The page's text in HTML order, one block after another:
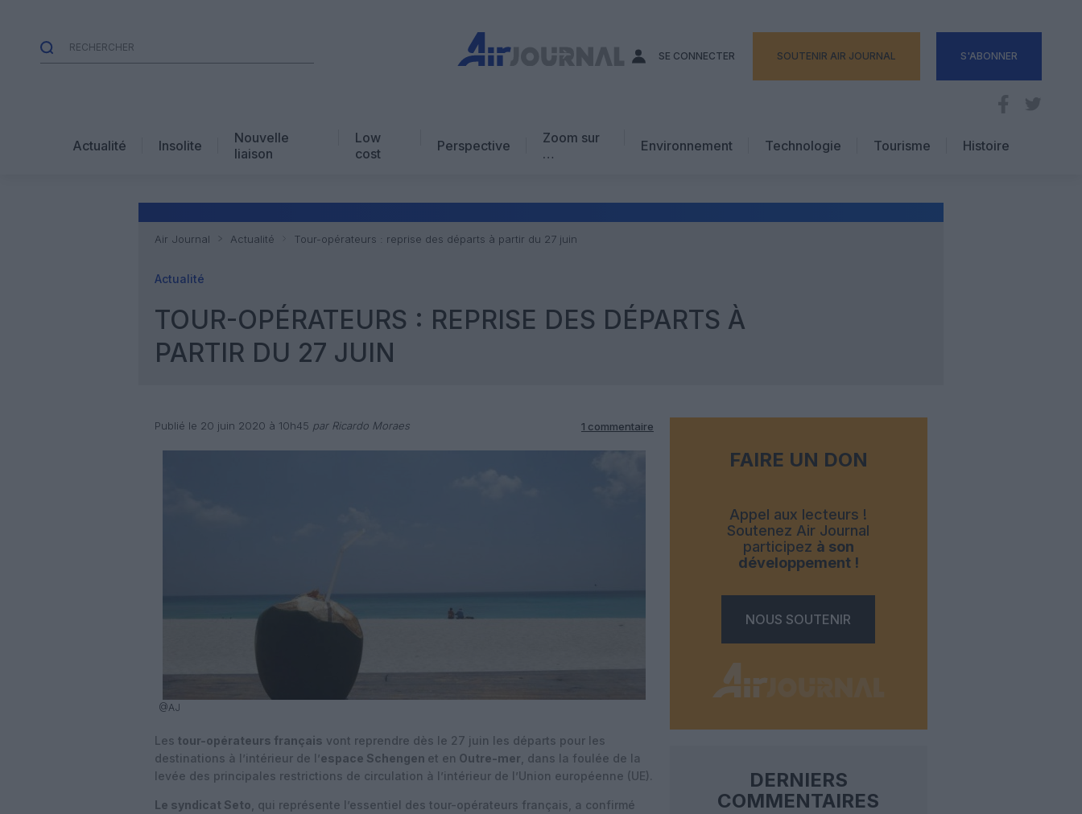
SE CONNECTER SOUTENIR AIR JOURNAL S'ABONNER
Actualité Insolite
Nouvelle
liaison
Low
cost
Perspective
Zoom sur
…
Avis d’expert
Environnement Technologie
Tourisme
Hôtellerie
Histoire
Air Journal Actualité Tour-opérateurs : reprise des départs à partir du 27 juin
Actualité
TOUR-OPÉRATEURS : REPRISE DES DÉPARTS À
PARTIR DU 27 JUIN
Publié le 20 juin 2020 à 10h45 par Ricardo Moraes 1 commentaire
@AJ
Les tour-opérateurs français vont reprendre dès le 27 juin les départs pour les
destinations à l’intérieur de l’espace Schengen et en Outre-mer , dans la foulée de la
levée des principales restrictions de circulation à l’intérieur de l’Union européenne (UE).
Le syndicat Seto , qui représente l’essentiel des tour-opérateurs français, a confirmé
FAIRE UN DON
Appel aux lecteurs !
Soutenez Air Journal
participez à son
développement !
NOUS SOUTENIR
DERNIERS
COMMENTAIRES